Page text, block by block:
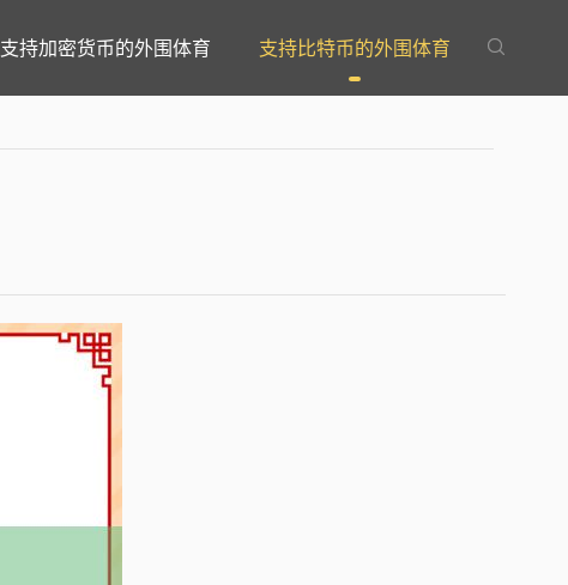

支持加密货币的外围体育 支持比特币的外围体育